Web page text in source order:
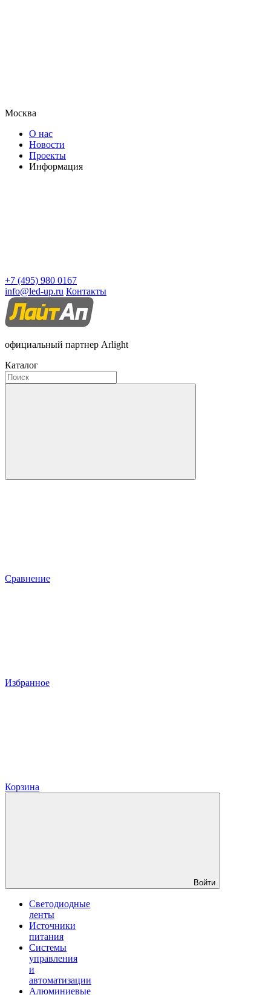
Москва
О нас
Новости
Проекты
Информация
+7 (495) 980 0167
info@led-up.ru Контакты
официальный партнер Arlight
Каталог
Сравнение
Избранное
Корзина
Войти
Светодиодные
ленты
Источники
питания
Системы
управления
и
автоматизации
Алюминиевые